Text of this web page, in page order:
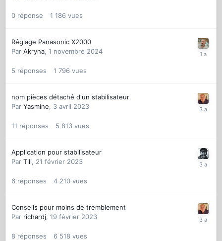
0 réponse 1 186 vues
Réglage Panasonic X2000
Par Akryna, 1 novembre 2024
5 réponses 1 796 vues
nom pièces détaché d'un stabilisateur
Par Yasmine, 3 avril 2023
11 réponses 5 813 vues
Application pour stabilisateur
Par Tili, 21 février 2023
6 réponses 4 210 vues
Conseils pour moins de tremblement
Par richardj, 19 février 2023
8 réponses 6 518 vues